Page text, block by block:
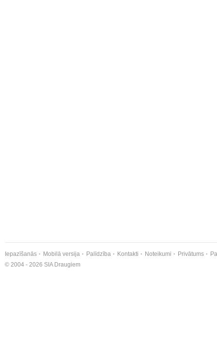
Iepazīšanās Mobilā versija Palīdzība Kontakti Noteikumi Privātums
© 2004 - 2026 SIA Draugiem